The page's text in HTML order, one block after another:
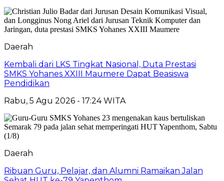
Daerah
Kembali dari LKS Tingkat Nasional, Duta Prestasi
SMKS Yohanes XXIII Maumere Dapat Beasiswa
Pendidikan
Rabu, 5 Agu 2026 - 17:24 WITA
Daerah
Ribuan Guru, Pelajar, dan Alumni Ramaikan Jalan